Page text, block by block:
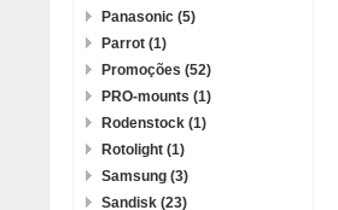
Panasonic (5)
Parrot (1)
Promoções (52)
PRO-mounts (1)
Rodenstock (1)
Rotolight (1)
Samsung (3)
Sandisk (23)